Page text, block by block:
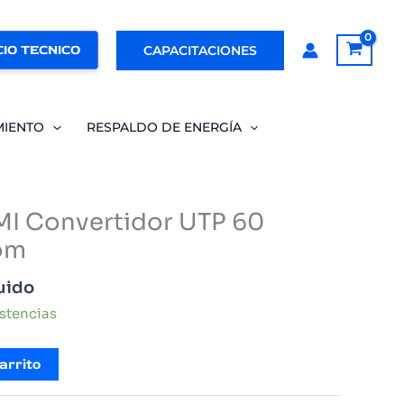
TECNICO CAPACITACIONES
RESPALDO DE ENERGÍA
Convertidor UTP 60